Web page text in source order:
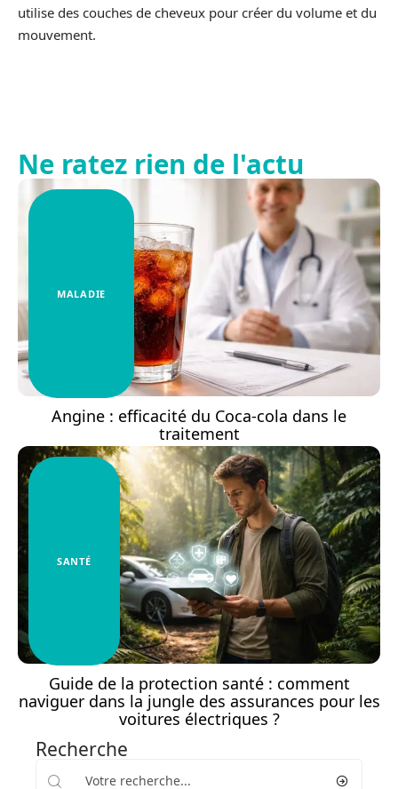
utilise des couches de cheveux pour créer du volume et du
mouvement.
Ne ratez rien de l'actu
MALADIE
Angine : efficacité du Coca-cola dans le
traitement
SANTÉ
Guide de la protection santé : comment
naviguer dans la jungle des assurances pour les
voitures électriques ?
Recherche